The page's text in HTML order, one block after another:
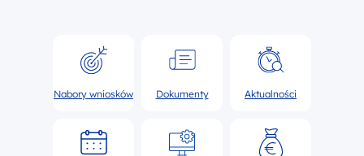
Nabory wniosków Dokumenty Aktualności